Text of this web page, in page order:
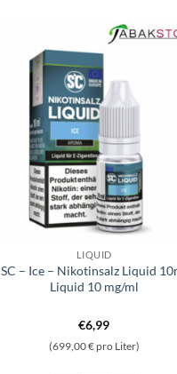
LIQUID
SC – Ice – Nikotinsalz Liquid
Liquid 10 mg/ml
€6,99
(699,00 € pro Liter)